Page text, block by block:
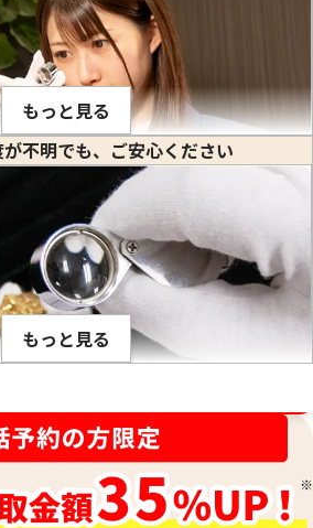
念千円銀貨幣プ
業150周年記念
干支コイン 1oz
寅,丑,鼠など
ASK
それぞれ固有の比重値を持っていま
活している場所で(常温、常圧で)その
トル当りの重量のことをいいます。(※
の目状に切った時のその重さ) 1立方セ
ラムかは、金属ごとに異なり、K18や
の貴金属を混ぜ合わせて作った合金
っているので比重が計算出来ます。こ
ンゴットなど、水に浸すことができ
正確に測定する際に用います。最終的
学的なデータに加えて、査定士が持つ
に判断して算出されます。
もっと見る
不明でも、ご安心ください
らないお品物や、他の素材のお品物
お品物、低純度のお品物も、当社の
定し、その場で価値を判定いたしま
い」と断られてしまったお品物も、諦
もっと見る